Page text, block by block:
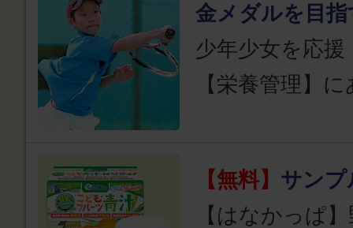
金メダルを目指
少年少女を応
【栄養管理】
【無料】 サンプ
【はなかっぱ